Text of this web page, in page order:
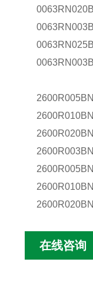
在线咨询